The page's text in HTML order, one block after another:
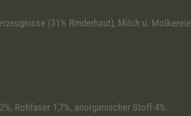
(31% Rinderhaut), Milch u.
Rohfaser 1,7%, anorganischer Stoff 4%.